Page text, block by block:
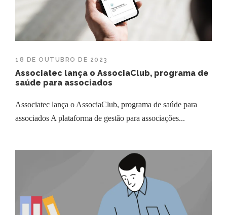
18 DE OUTUBRO DE 2023
Associatec lança o AssociaClub, programa de
saúde para associados
Associatec lança o AssociaClub, programa de saúde para
associados A plataforma de gestão para associações...